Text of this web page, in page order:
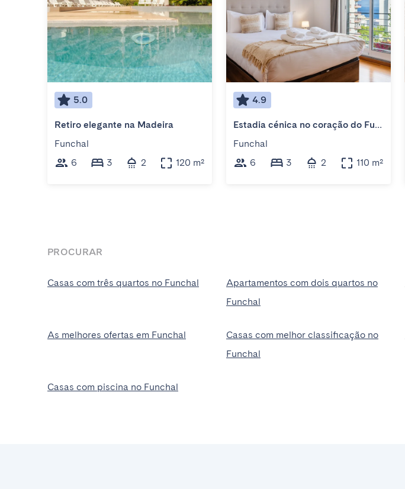
5.0
Retiro elegante na Madeira
Funchal
6
3 2 120 m²
4.9
Estadia cénica no coração do Funchal
Funchal
6
3 2 110 m²
PROCURAR
Casas com três quartos no Funchal
Apartamentos com dois quartos no
Funchal
As melhores ofertas em Funchal
Casas com melhor classificação no
Funchal
Casas com piscina no Funchal